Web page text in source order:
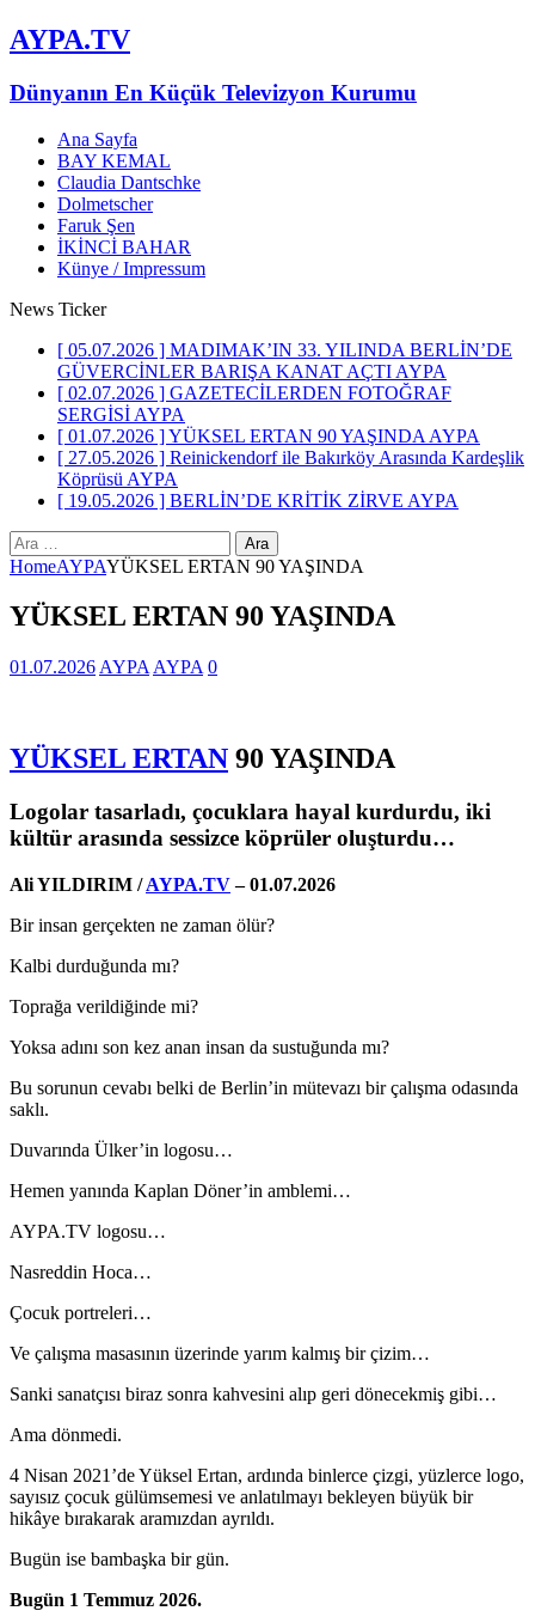
AYPA.TV
Dünyanın En Küçük Televizyon Kurumu
Ana Sayfa
BAY KEMAL
Claudia Dantschke
Dolmetscher
Faruk Şen
İKİNCİ BAHAR
Künye / Impressum
News Ticker
[ 05.07.2026 ] MADIMAK’IN 33. YILINDA BERLİN’DE
GÜVERCİNLER BARIŞA KANAT AÇTI AYPA
[ 02.07.2026 ] GAZETECİLERDEN FOTOĞRAF
SERGİSİ AYPA
[ 01.07.2026 ]YÜKSEL ERTAN 90 YAŞINDA AYPA
[ 27.05.2026 ] Reinickendorf ile Bakırköy Arasında Kardeşlik
Köprüsü AYPA
[ 19.05.2026 ] BERLİN’DE KRİTİK ZİRVE AYPA
Arama:
HomeAYPAYÜKSEL ERTAN 90 YAŞINDA
YÜKSEL ERTAN 90 YAŞINDA
01.07.2026 AYPA AYPA 0
YÜKSEL ERTAN 90 YAŞINDA
Logolar tasarladı, çocuklara hayal kurdurdu, iki
kültür arasında sessizce köprüler oluşturdu…
Ali YILDIRIM /AYPA.TV– 01.07.2026
Bir insan gerçekten ne zaman ölür?
Kalbi durduğunda mı?
Toprağa verildiğinde mi?
Yoksa adını son kez anan insan da sustuğunda mı?
Bu sorunun cevabı belki de Berlin’in mütevazı bir çalışma odasında
saklı.
Duvarında Ülker’in logosu…
Hemen yanında Kaplan Döner’in amblemi…
AYPA.TV logosu…
Nasreddin Hoca…
Çocuk portreleri…
Ve çalışma masasının üzerinde yarım kalmış bir çizim…
Sanki sanatçısı biraz sonra kahvesini alıp geri dönecekmiş gibi…
Ama dönmedi.
4 Nisan 2021’de Yüksel Ertan, ardında binlerce çizgi, yüzlerce logo,
sayısız çocuk gülümsemesi ve anlatılmayı bekleyen büyük bir
hikâye bırakarak aramızdan ayrıldı.
Bugün ise bambaşka bir gün.
Bugün 1 Temmuz 2026.